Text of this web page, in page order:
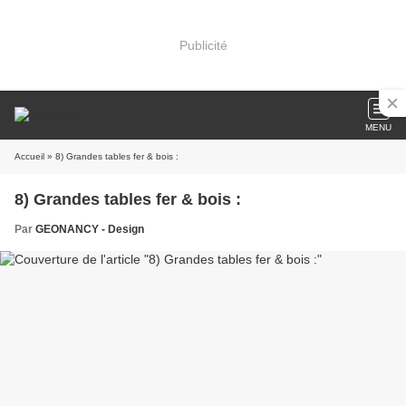
Publicité
MENU
Accueil » 8) Grandes tables fer & bois :
8) Grandes tables fer & bois :
Par GEONANCY - Design